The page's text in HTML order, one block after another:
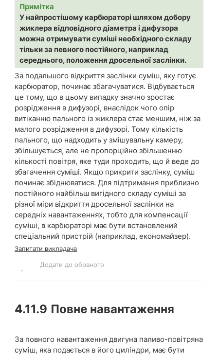
Примітка
У найпростішому карбюраторі шляхом добору
жиклера відповідного діаметра і дифузора
можна отримувати суміші необхідного складу
тільки за певного постійного, наприклад
середнього, положення дросельної заслінки.
За подальшого відкриття заслінки суміш, яку готує
карбюратор, починає збагачуватися. Відбувається
це тому, що в цьому випадку значно зростає
розрідження в дифузорі, внаслідок чого опір
витіканню пального із жиклера стає меншим, ніж за
малого розрідження в дифузорі. Тому кількість
пального, що надходить у змішувальну камеру,
збільшується, але не пропорційно збільшенню
кількості повітря, яке туди проходить, що й веде до
збагачення суміші. Якщо прикрити заслінку, суміш
починає збіднюватися. Для підтримання приблизно
постійного найбільш вигідного складу суміші за
різної міри відкриття дросельної заслінки на
середніх навантаженнях, тобто для компенсації
суміші, в карбюраторі має бути встановлений
спеціальний пристрій (наприклад, економайзер).
Запитати викладача
Додати до обраного
4.11.9 Повне навантаження
За повного навантаження двигуна паливо-повітряна
суміш, яка подається в його циліндри, має бути